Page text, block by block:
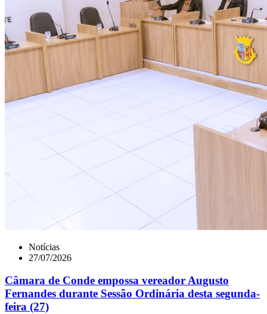
Notícias
27/07/2026
Câmara de Conde empossa vereador Augusto
Fernandes durante Sessão Ordinária desta segunda-
feira (27)